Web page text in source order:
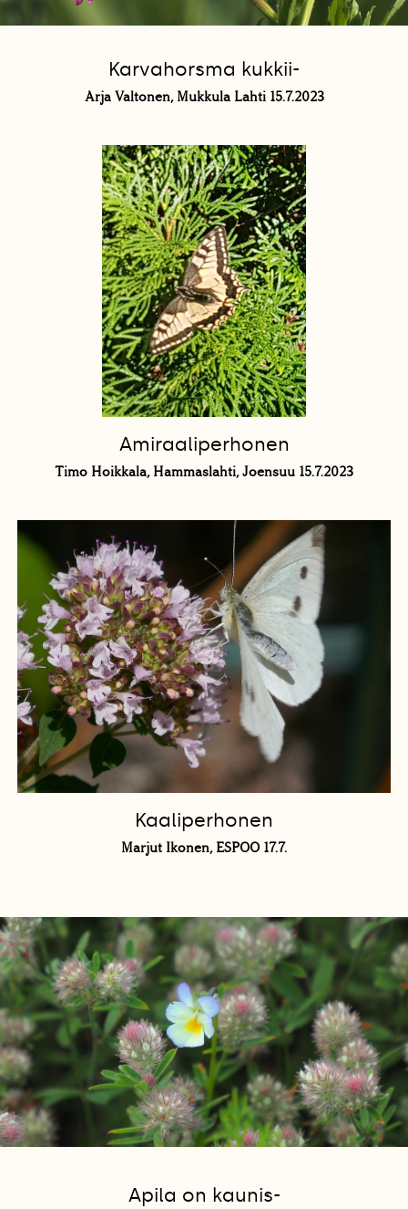
Karvahorsma kukkii-
Arja Valtonen, Mukkula Lahti 15.7.2023
Amiraaliperhonen
Timo Hoikkala, Hammaslahti, Joensuu 15.7.2023
Kaaliperhonen
Marjut Ikonen, ESPOO 17.7.
Apila on kaunis-